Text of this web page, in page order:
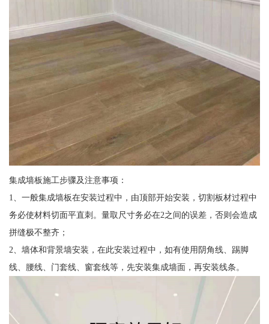
集成墙板施工步骤及注意事项：
1、一般集成墙板在安装过程中，由顶部开始安装，切割板材过程中
务必使材料切面平直刺。量取尺寸务必在2之间的误差，否则会造成
拼缝极不整齐；
2、墙体和背景墙安装，在此安装过程中，如有使用阴角线、踢脚
线、腰线、门套线、窗套线等，先安装集成墙面，再安装线条。